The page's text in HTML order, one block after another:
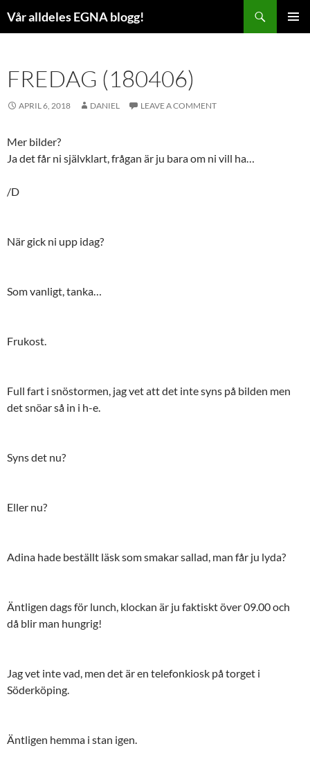
toVår alldeles EGNA blogg!
FREDAG (180406)
APRIL 6, 2018 DANIEL LEAVE A COMMENT
Mer bilder?
Ja det får ni självklart, frågan är ju bara om ni vill ha…
/D
När gick ni upp idag?
Som vanligt, tanka…
Frukost.
Full fart i snöstormen, jag vet att det inte syns på bilden men
det snöar så in i h-e.
Syns det nu?
Eller nu?
Adina hade beställt läsk som smakar sallad, man får ju lyda?
Äntligen dags för lunch, klockan är ju faktiskt över 09.00 och
då blir man hungrig!
Jag vet inte vad, men det är en telefonkiosk på torget i
Söderköping.
Äntligen hemma i stan igen.